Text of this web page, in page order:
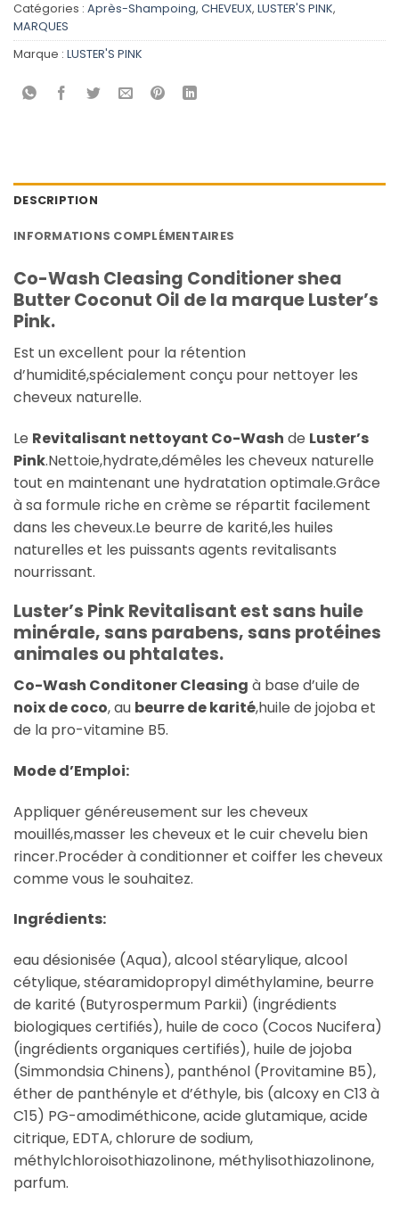
Catégories : Après-Shampoing, CHEVEUX, LUSTER'S PINK,
MARQUES
Marque : LUSTER'S PINK
DESCRIPTION
INFORMATIONS COMPLÉMENTAIRES
Co-Wash Cleasing Conditioner shea
Butter Coconut Oil de la marque Luster’s
Pink.
Est un excellent pour la rétention
d’humidité,spécialement conçu pour nettoyer les
cheveux naturelle.
Le Revitalisant nettoyant Co-Wash de Luster’s
Pink.Nettoie,hydrate,démêles les cheveux naturelle
tout en maintenant une hydratation optimale.Grâce
à sa formule riche en crème se répartit facilement
dans les cheveux.Le beurre de karité,les huiles
naturelles et les puissants agents revitalisants
nourrissant.
Luster’s Pink Revitalisant est sans huile
minérale, sans parabens, sans protéines
animales ou phtalates.
Co-Wash Conditoner Cleasing à base d’uile de
noix de coco, au beurre de karité,huile de jojoba et
de la pro-vitamine B5.
Mode d’Emploi:
Appliquer généreusement sur les cheveux
mouillés,masser les cheveux et le cuir chevelu bien
rincer.Procéder à conditionner et coiffer les cheveux
comme vous le souhaitez.
Ingrédients:
eau désionisée (Aqua), alcool stéarylique, alcool
cétylique, stéaramidopropyl diméthylamine, beurre
de karité (Butyrospermum Parkii) (ingrédients
biologiques certifiés), huile de coco (Cocos Nucifera)
(ingrédients organiques certifiés), huile de jojoba
(Simmondsia Chinens), panthénol (Provitamine B5),
éther de panthényle et d’éthyle, bis (alcoxy en C13 à
C15) PG-amodiméthicone, acide glutamique, acide
citrique, EDTA, chlorure de sodium,
méthylchloroisothiazolinone, méthylisothiazolinone,
parfum.